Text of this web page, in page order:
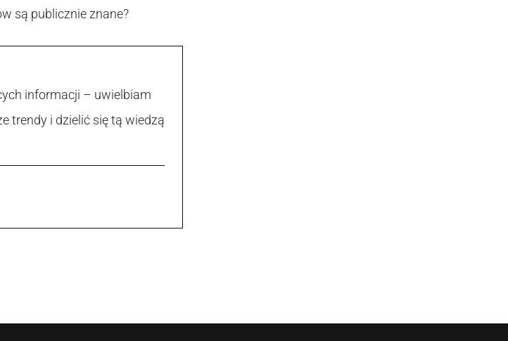
są publicznie znane?
informacji – uwielbiam
trendy i dzielić się tą wiedzą